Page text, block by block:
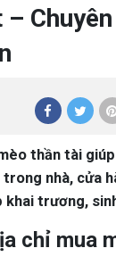
thần tài
nhà, cửa
trương,
chỉ mua